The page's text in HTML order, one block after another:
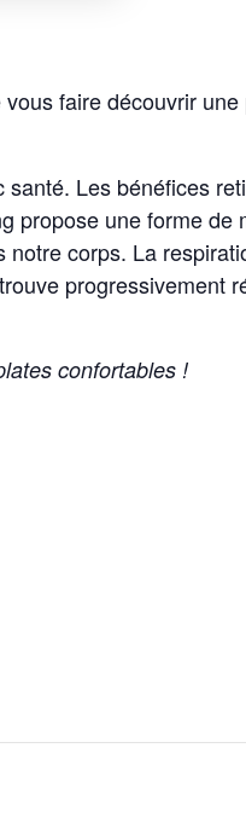
faire découvrir
Les bénéfices
propose une forme de
corps. La
progressivement
confortables !